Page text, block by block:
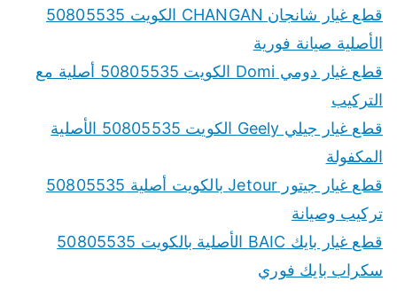
قطع غيار شانجان CHANGAN الكويت 50805535
الأصلية صيانة فورية
قطع غيار دومي Domi الكويت 50805535 أصلية مع
التركيب
قطع غيار جيلي Geely الكويت 50805535 الأصلية
المكفولة
قطع غيار جيتور Jetour بالكويت أصلية 50805535
تركيب وصيانة
قطع غيار بايك BAIC الأصلية بالكويت 50805535
سكراب بايك فوري